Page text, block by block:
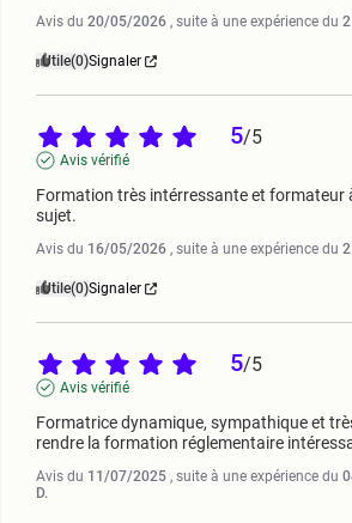
Avis du 20/05/2026 , suite à une expérience du
Utile(0)Signaler
5/5
Avis vérifié
Formation très intérressante et formateur
sujet.
Avis du 16/05/2026 , suite à une expérience du
Utile(0)Signaler
5/5
Avis vérifié
Formatrice dynamique, sympathique et
rendre la formation réglementaire
Avis du 11/07/2025 , suite à une expérience du
D.